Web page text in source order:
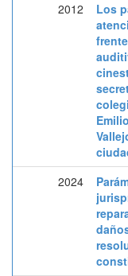
2012
Los
2024